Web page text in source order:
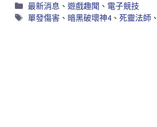
最新消息 、 遊戲趣聞 、 電子競技
單發傷害、 暗黑破壞神4、 死靈法師、